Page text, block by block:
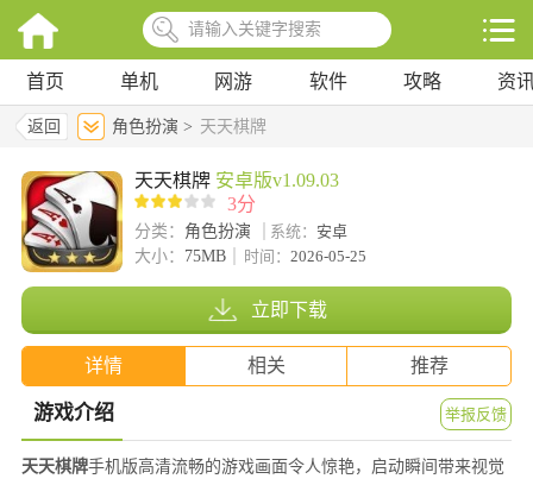
首页 单机 网游 软件 攻略 资
返回 角色扮演 > 天天棋牌
天天棋牌 安卓版v1.09.03
3分
分类： 角色扮演 系统： 安卓
大小： 75MB 时间： 2026-05-25
立即下载
详情 相关 推荐
游戏介绍 举报反馈
天天棋牌手机版高清流畅的游戏画面令人惊艳，启动瞬间带来视觉